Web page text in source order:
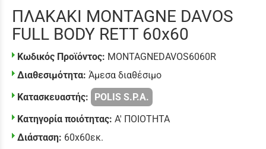
ΠΛΑΚΑΚΙ MONTAGNE DAVOS
FULL BODY RETT 60x60
Κωδικός Προϊόντος: MONTAGNEDAVOS6060R
Διαθεσιμότητα: Άμεσα διαθέσιμο
Κατασκευαστής:
POLIS S.P.A.
Κατηγορία ποιότητας: Α' ΠΟΙΟΤΗΤΑ
Διάσταση: 60x60εκ.